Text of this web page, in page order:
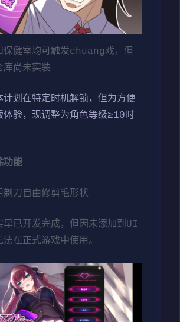
保健室均可触发chuang戏，但
库尚未实装
计划在特定时机解锁，但为方便
体验，现调整为角色等级≥10时
功能
剃刀自由修剪毛形状
早已开发完成，但因未添加到UI
在正式游戏中使用。